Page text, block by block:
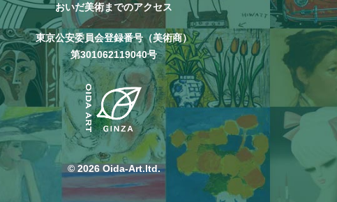
おいだ美術までのアクセス
東京公安委員会登録番号（美術商）
第301062119040号
© 2026 Oida-Art.ltd.